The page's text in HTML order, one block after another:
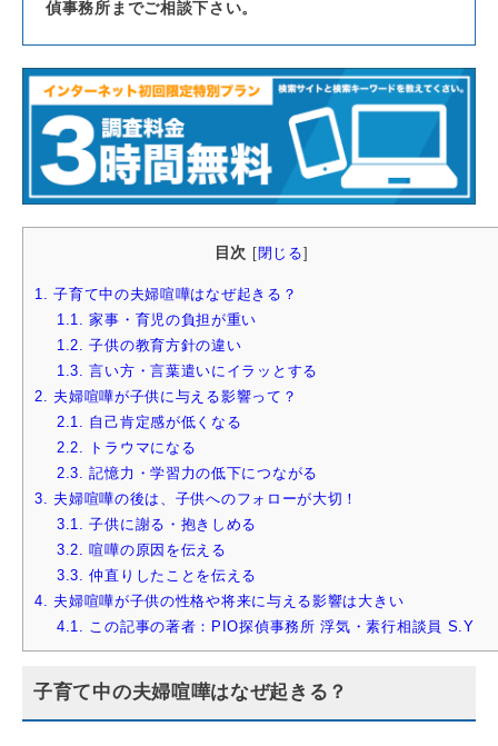
偵事務所までご相談下さい。
目次 [閉じる]
1.
子育て中の夫婦喧嘩はなぜ起きる？
1.1.
家事・育児の負担が重い
1.2.
子供の教育方針の違い
1.3.
言い方・言葉遣いにイラッとする
2.
夫婦喧嘩が子供に与える影響って？
2.1.
自己肯定感が低くなる
2.2.
トラウマになる
2.3.
記憶力・学習力の低下につながる
3.
夫婦喧嘩の後は、子供へのフォローが大切！
3.1.
子供に謝る・抱きしめる
3.2.
喧嘩の原因を伝える
3.3.
仲直りしたことを伝える
4.
夫婦喧嘩が子供の性格や将来に与える影響は大きい
4.1.
この記事の著者：PIO探偵事務所 浮気・素行相談員 S.Y
子育て中の夫婦喧嘩はなぜ起きる？